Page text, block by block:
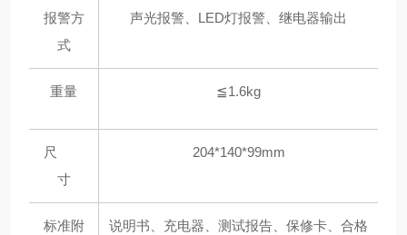
报警方
式
声光报警、LED灯报警、继电器输出
重量 ≦1.6kg
尺
寸
204*140*99mm
标准附
说明书、充电器、测试报告、保修卡、合格